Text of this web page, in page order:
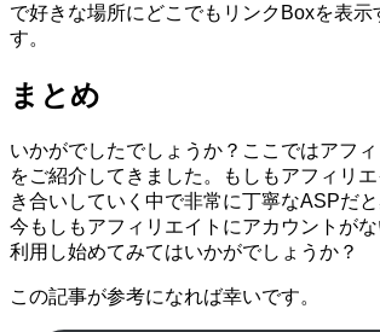
で好きな場所にどこでもリンクBoxを表示
す。
まとめ
いかがでしたでしょうか？ここではアフ
をご紹介してきました。もしもアフィリ
き合いしていく中で非常に丁寧なASPだと
今もしもアフィリエイトにアカウントが
利用し始めてみてはいかがでしょうか？
この記事が参考になれば幸いです。